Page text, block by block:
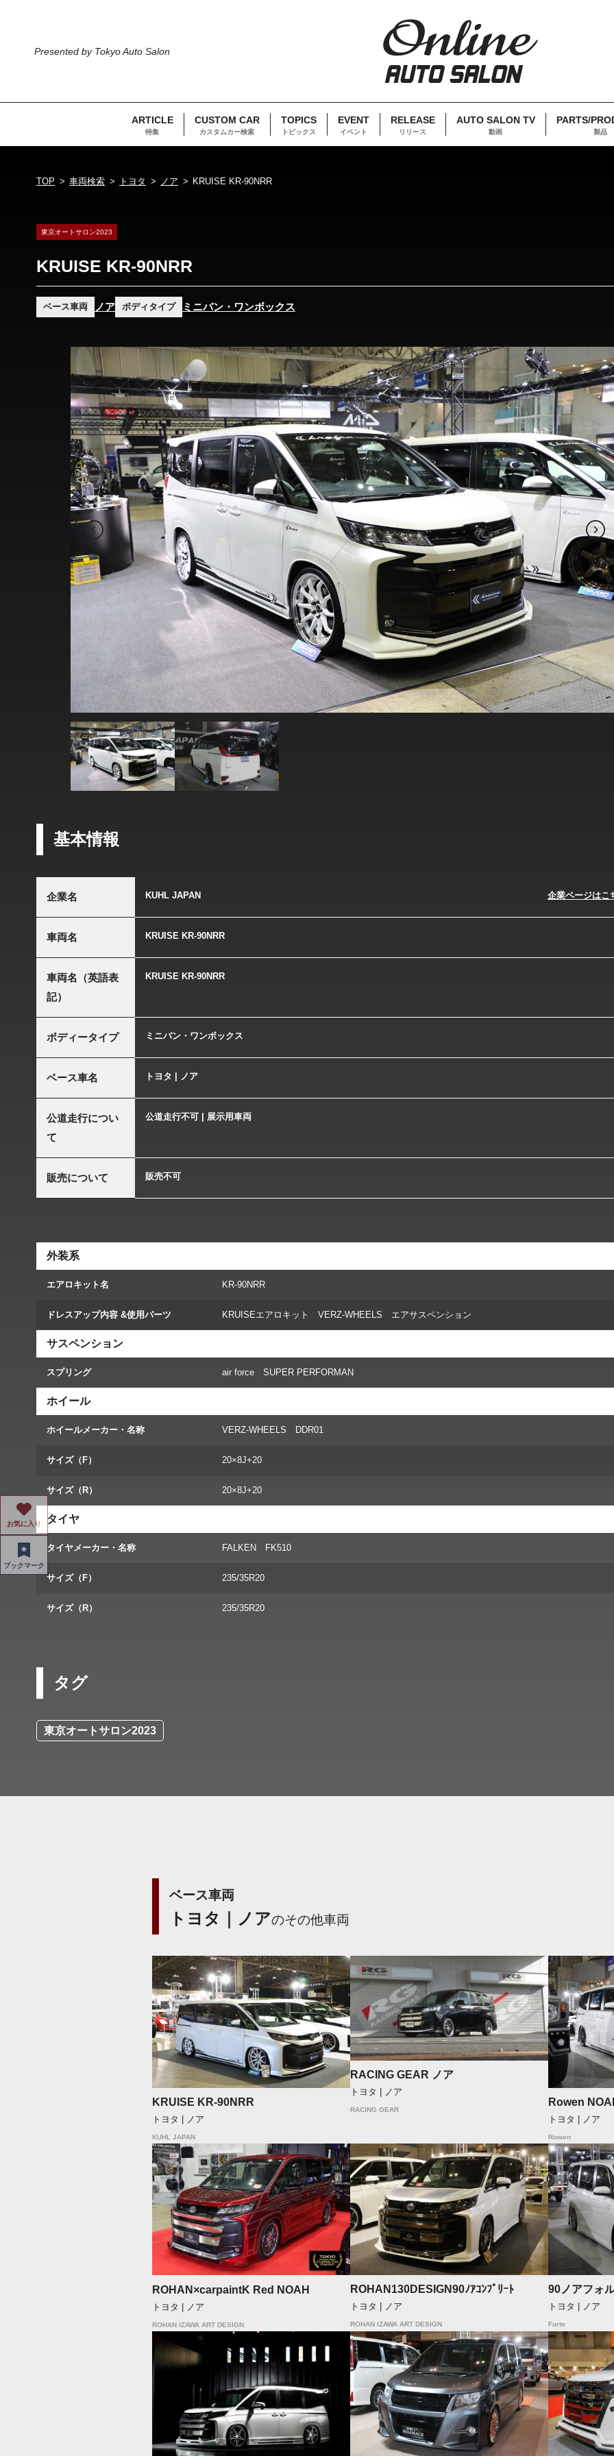
Presented by Tokyo Auto Salon
ARTICLE
特集
CUSTOM CAR
カスタムカー検索
TOPICS
トピックス
EVENT
イベント
RELEASE
リリース
AUTO SALON TV
動画
PARTS/
製品
TOP 車両検索 トヨタ ノア KRUISE KR-90NRR
東京オートサロン2023
KRUISE KR-90NRR
ベース車両 ノア ボディタイプ ミニバン・ワンボックス
基本情報
企業名 KUHL JAPAN 企業ページはこ
車両名 KRUISE KR-90NRR
車両名（英語表
記）
KRUISE KR-90NRR
ボディータイプ ミニバン・ワンボックス
ベース車名 トヨタ | ノア
公道走行につい
て
公道走行不可 | 展示用車両
販売について 販売不可
外装系
エアロキット名 KR-90NRR
ドレスアップ内容 &使用パーツ KRUISEエアロキット VERZ-WHEELS エアサスペンション
サスペンション
スプリング air force SUPER PERFORMAN
ホイール
ホイールメーカー・名称 VERZ-WHEELS DDR01
サイズ（F） 20×8J+20
サイズ（R） 20×8J+20
タイヤ
タイヤメーカー・名称 FALKEN FK510
サイズ（F） 235/35R20
サイズ（R） 235/35R20
タグ
東京オートサロン2023
ベース車両
トヨタ｜ノアのその他車両
KRUISE KR-90NRR
トヨタ | ノア
KUHL JAPAN
RACING GEAR ノア
トヨタ | ノア
RACING GEAR
Rowen
トヨタ | ノア
Rowen
ROHAN×carpaintK Red NOAH
トヨタ | ノア
ROHAN IZAWA ART DESIGN
ROHAN130DESIGN90ﾉｱｺﾝﾌﾟﾘｰﾄ
トヨタ | ノア
ROHAN IZAWA ART DESIGN
90ノアフォ
トヨタ | ノア
Forte
お気に入り
ブックマーク